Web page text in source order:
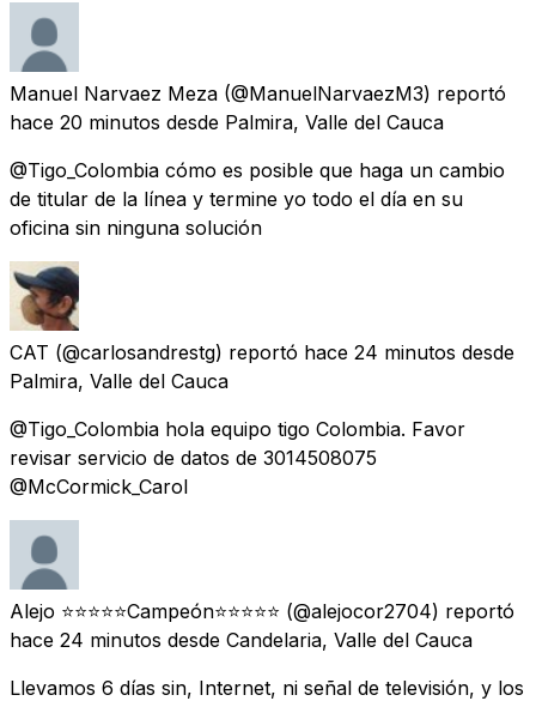
Manuel Narvaez Meza (@ManuelNarvaezM3) reportó
hace 20 minutos desde Palmira, Valle del Cauca
@Tigo_Colombia cómo es posible que haga un cambio
de titular de la línea y termine yo todo el día en su
oficina sin ninguna solución
CAT (@carlosandrestg) reportó hace 24 minutos desde
Palmira, Valle del Cauca
@Tigo_Colombia hola equipo tigo Colombia. Favor
revisar servicio de datos de 3014508075
@McCormick_Carol
Alejo ⭐⭐⭐⭐⭐Campeón⭐⭐⭐⭐⭐ (@alejocor2704) reportó
hace 24 minutos desde Candelaria, Valle del Cauca
Llevamos 6 días sin, Internet, ni señal de televisión, y los